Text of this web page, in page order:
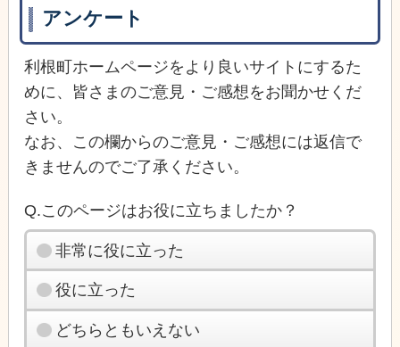
アンケート
利根町ホームページをより良いサイトにするた
めに、皆さまのご意見・ご感想をお聞かせくだ
さい。
なお、この欄からのご意見・ご感想には返信で
きませんのでご了承ください。
Q.このページはお役に立ちましたか？
非常に役に立った
役に立った
どちらともいえない